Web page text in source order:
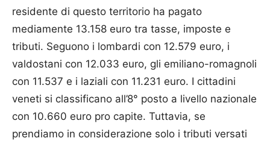
residente di questo territorio ha pagato
mediamente 13.158 euro tra tasse, imposte e
tributi. Seguono i lombardi con 12.579 euro, i
valdostani con 12.033 euro, gli emiliano-romagnoli
con 11.537 e i laziali con 11.231 euro. I cittadini
veneti si classificano all’8° posto a livello nazionale
con 10.660 euro pro capite. Tuttavia, se
prendiamo in considerazione solo i tributi versati